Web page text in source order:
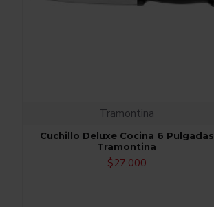
Tramontina
Cuchillo Deluxe Cocina 6 Pulgadas
Tramontina
$27,000